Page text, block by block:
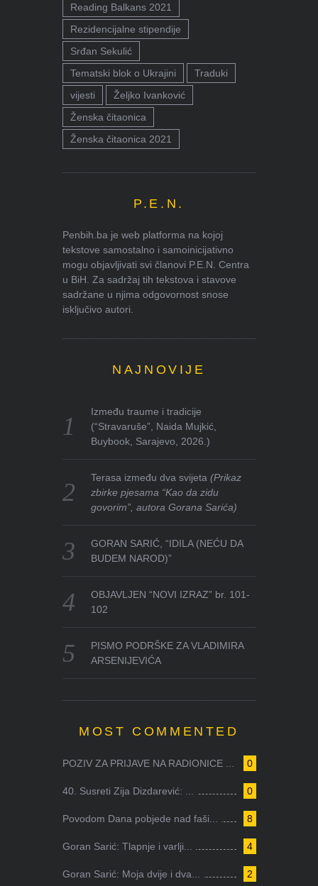
Reading Balkans 2021
Rezidencijalne stipendije
Srđan Sekulić
Tematski blok o Ukrajini
Traduki
vijesti
Željko Ivanković
Ženska čitaonica
Ženska čitaonica 2021
P.E.N.
Penbih.ba je web platforma na kojoj
tekstove samostalno i samoinicijativno
mogu objavljivati svi članovi P.E.N. Centra
u BiH. Za sadržaj tih tekstova i stavove
sadržane u njima odgovornost snose
isključivo autori.
NAJNOVIJE
Između traume i tradicije
(“Stravaruše”, Naida Mujkić,
Buybook, Sarajevo, 2026.)
Terasa između dva svijeta(Prikaz
zbirke pjesama “Kao da zidu
govorim”, autora Gorana Sarića)
GORAN SARIĆ, “IDILA (NEĆU DA
BUDEM NAROD)”
OBJAVLJEN “NOVI IZRAZ” br. 101-
102
PISMO PODRŠKE ZA VLADIMIRA
ARSENIJEVIĆA
MOST COMMENTED
0
POZIV ZA PRIJAVE NA RADIONICE ...
0
40. Susreti Zija Dizdarević: ...
8
Povodom Dana pobjede nad faši...
4
Goran Sarić: Tlapnje i varlji...
2
Goran Sarić: Moja dvije i dva...